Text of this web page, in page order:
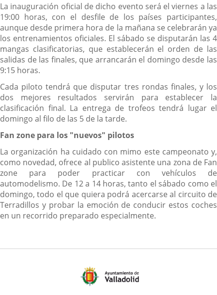
La inauguración oficial de dicho evento será el viernes a las
19:00 horas, con el desfile de los países participantes,
aunque desde primera hora de la mañana se celebrarán ya
los entrenamientos oficiales. El sábado se disputarán las 4
mangas clasificatorias, que establecerán el orden de las
salidas de las finales, que arrancarán el domingo desde las
9:15 horas.
Cada piloto tendrá que disputar tres rondas finales, y los
dos mejores resultados servirán para establecer la
clasificación final. La entrega de trofeos tendrá lugar el
domingo al filo de las 5 de la tarde.
Fan zone para los "nuevos" pilotos
La organización ha cuidado con mimo este campeonato y,
como novedad, ofrece al publico asistente una zona de Fan
zone para poder practicar con vehículos de
automodelismo. De 12 a 14 horas, tanto el sábado como el
domingo, todo el que quiera podrá acercarse al circuito de
Terradillos y probar la emoción de conducir estos coches
en un recorrido preparado especialmente.